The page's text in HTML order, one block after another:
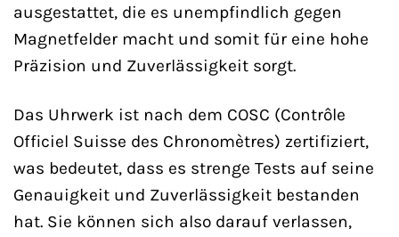
ausgestattet, die es unempfindlich gegen
Magnetfelder macht und somit für eine hohe
Präzision und Zuverlässigkeit sorgt.
Das Uhrwerk ist nach dem COSC (Contrôle
Officiel Suisse des Chronomètres) zertifiziert,
was bedeutet, dass es strenge Tests auf seine
Genauigkeit und Zuverlässigkeit bestanden
hat. Sie können sich also darauf verlassen,